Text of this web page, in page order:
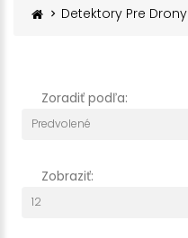
Detektory Pre Drony
Zoradiť podľa:
Zobraziť: